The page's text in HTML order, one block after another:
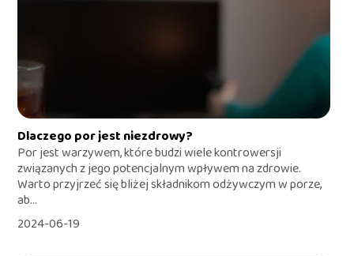
Dlaczego por jest niezdrowy?
Por jest warzywem, które budzi wiele kontrowersji
związanych z jego potencjalnym wpływem na zdrowie.
Warto przyjrzeć się bliżej składnikom odżywczym w porze,
ab...
2024-06-19